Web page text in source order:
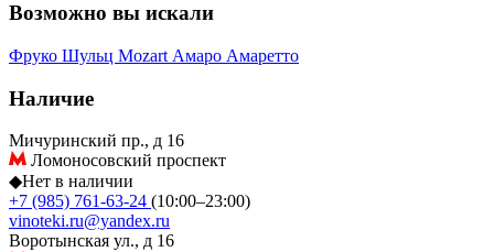
Возможно вы искали
Фруко Шульц Mozart Амаро Амаретто
Наличие
Мичуринский пр., д 16
Ломоносовский проспект
◆Нет в наличии
+7 (985) 761-63-24 (10:00–23:00)
vinoteki.ru@yandex.ru
Воротынская ул., д 16